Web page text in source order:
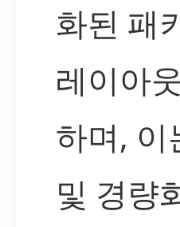
화된 패
레이아
하며, 이
및 경량